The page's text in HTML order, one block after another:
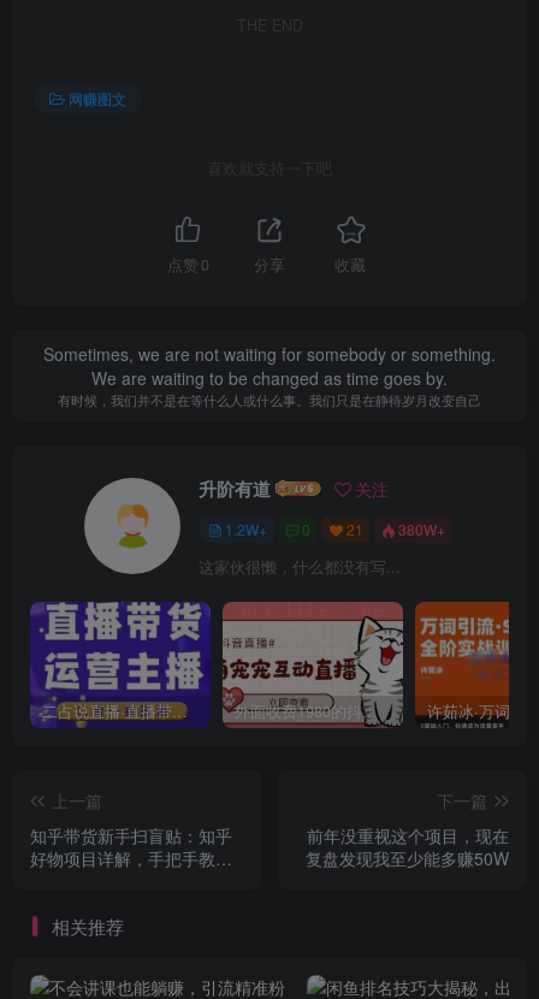
THE END
网赚图文
喜欢就支持一下吧
点赞 0 分享 收藏
Sometimes, we are not waiting for somebody or something.
We are waiting to be changed as time goes by.
有时候，我们并不是在等什么人或什么事。我们只是在静待岁月改变自己
升阶有道 关注
1.2W+ 0 21 380W+
这家伙很懒，什么都没有写...
二占说直播·直播带货主播运营课程，主播运营二合一实操课 外面收费1980的抖音萌宠宠直播项目，可虚拟人直播，抖音报白，实时互动直播【软件+详细教程】
上一篇
知乎带货新手扫盲贴：知乎
好物项目详解，手把手教你
下一篇
前年没重视这个项目，现在
复盘发现我至少能多赚50W
相关推荐